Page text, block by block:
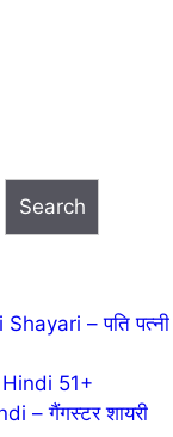
Search
– पति पत्नी
51+
– गैंगस्टर शायरी